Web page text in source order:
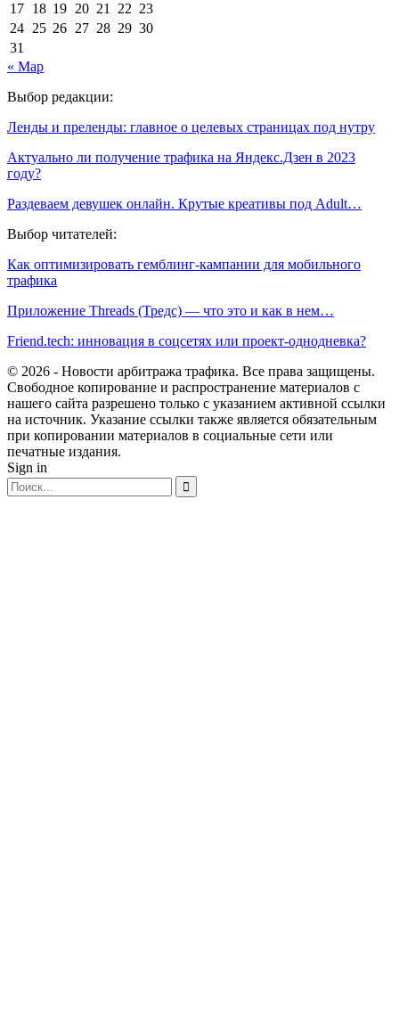
17 18 19 20 21 22 23
24 25 26 27 28 29 30
31
« Мар
Выбор редакции:
Ленды и преленды: главное о целевых страницах под нутру
Актуально ли получение трафика на Яндекс.Дзен в 2023
году?
Раздеваем девушек онлайн. Крутые креативы под Adult…
Выбор читателей:
Как оптимизировать гемблинг-кампании для мобильного
трафика
Приложение Threads (Тредс) — что это и как в нем…
Friend.tech: инновация в соцсетях или проект-однодневка?
© 2026 - Новости арбитража трафика. Все права защищены.
Свободное копирование и распространение материалов с
нашего сайта разрешено только с указанием активной ссылки
на источник. Указание ссылки также является обязательным
при копировании материалов в социальные сети или
печатные издания.
Sign in